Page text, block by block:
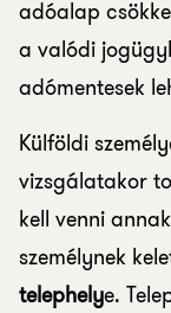
adóalap
a valódi
adómentesek
Külföldi
vizsgálatakor
kell venni
személynek
telephelye.